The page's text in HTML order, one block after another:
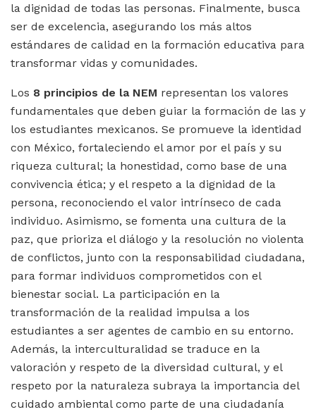
la dignidad de todas las personas. Finalmente, busca
ser de excelencia, asegurando los más altos
estándares de calidad en la formación educativa para
transformar vidas y comunidades.
Los 8 principios de la NEM representan los valores
fundamentales que deben guiar la formación de las y
los estudiantes mexicanos. Se promueve la identidad
con México, fortaleciendo el amor por el país y su
riqueza cultural; la honestidad, como base de una
convivencia ética; y el respeto a la dignidad de la
persona, reconociendo el valor intrínseco de cada
individuo. Asimismo, se fomenta una cultura de la
paz, que prioriza el diálogo y la resolución no violenta
de conflictos, junto con la responsabilidad ciudadana,
para formar individuos comprometidos con el
bienestar social. La participación en la
transformación de la realidad impulsa a los
estudiantes a ser agentes de cambio en su entorno.
Además, la interculturalidad se traduce en la
valoración y respeto de la diversidad cultural, y el
respeto por la naturaleza subraya la importancia del
cuidado ambiental como parte de una ciudadanía